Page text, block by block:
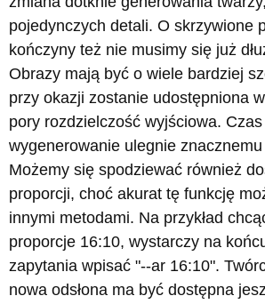
pojedynczych detali. O skrzywione
kończyny też nie musimy się już
Obrazy mają być o wiele bardziej
przy okazji zostanie udostępniona
pory rozdzielczość wyjściowa.
wygenerowanie ulegnie
Możemy się spodziewać również
proporcji, choć akurat tę funkcję
innymi metodami. Na przykład
proporcje 16:10, wystarczy na
zapytania wpisać "--ar 16:10".
nowa odsłona ma być dostępna